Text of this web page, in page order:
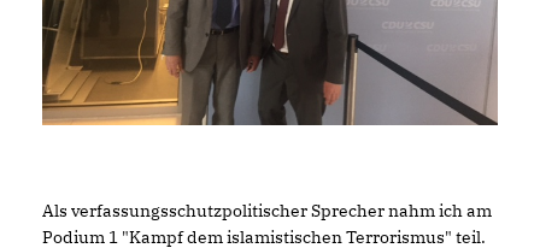
Als verfassungsschutzpolitischer Sprecher nahm ich am
Podium 1 "Kampf dem islamistischen Terrorismus" teil.